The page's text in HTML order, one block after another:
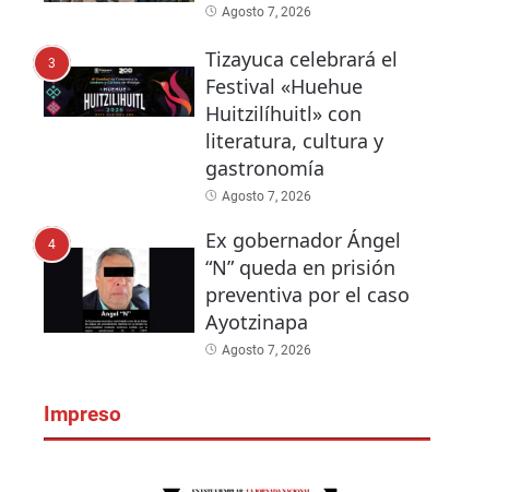
Agosto 7, 2026
3
Tizayuca celebrará el
Festival «Huehue
Huitzilíhuitl» con
literatura, cultura y
gastronomía
Agosto 7, 2026
4
Ex gobernador Ángel
“N” queda en prisión
preventiva por el caso
Ayotzinapa
Agosto 7, 2026
Impreso